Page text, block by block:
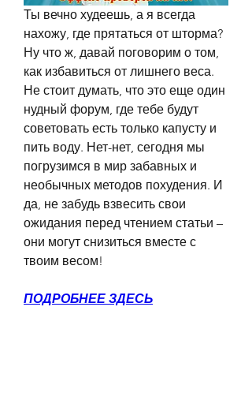
Ты вечно худеешь, а я всегда
нахожу, где прятаться от шторма?
Ну что ж, давай поговорим о том,
как избавиться от лишнего веса.
Не стоит думать, что это еще один
нудный форум, где тебе будут
советовать есть только капусту и
пить воду. Нет-нет, сегодня мы
погрузимся в мир забавных и
необычных методов похудения. И
да, не забудь взвесить свои
ожидания перед чтением статьи –
они могут снизиться вместе с
твоим весом!
ПОДРОБНЕЕ ЗДЕСЬ